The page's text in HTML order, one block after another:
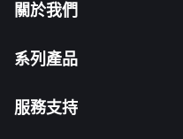
關於我們
系列產品
服務支持